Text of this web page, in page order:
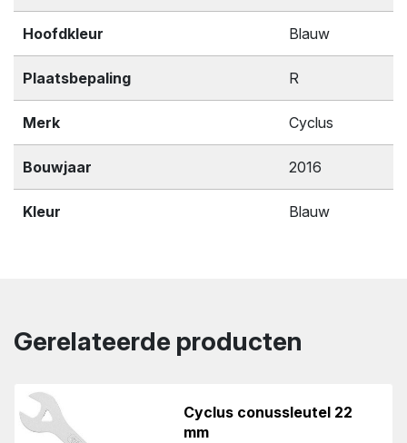
Hoofdkleur Blauw
Plaatsbepaling R
Merk Cyclus
Bouwjaar 2016
Kleur Blauw
Gerelateerde producten
Cyclus conussleutel 22
mm